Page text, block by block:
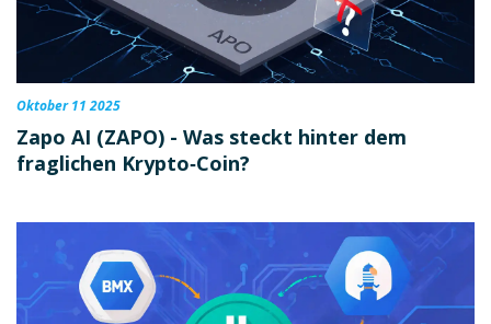
Oktober 11 2025
Zapo AI (ZAPO) - Was steckt hinter dem
fraglichen Krypto‑Coin?